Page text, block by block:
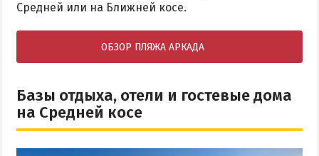
Средней или на Ближней косе.
ОБЗОР ПЛЯЖА АРКАДА
Базы отдыха, отели и гостевые дома
на Средней косе